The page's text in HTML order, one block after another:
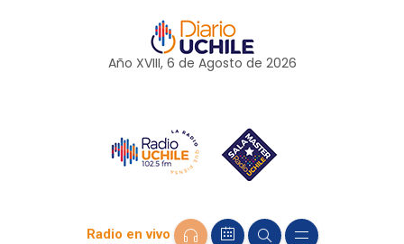
Año XVIII, 6 de Agosto de 2026
Radio en vivo